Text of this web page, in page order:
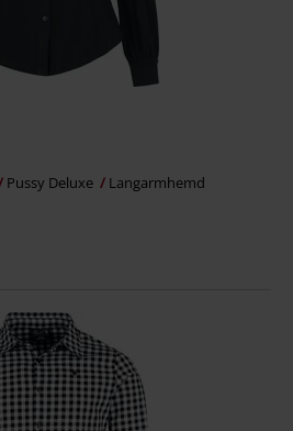
Pussy Deluxe Langarmhemd